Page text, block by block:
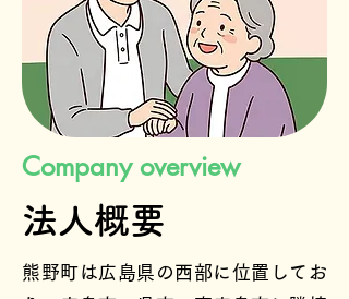
Company overview
法人概要
熊野町は広島県の西部に位置してお